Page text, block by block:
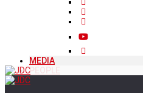
MEDIA
PEOPLE